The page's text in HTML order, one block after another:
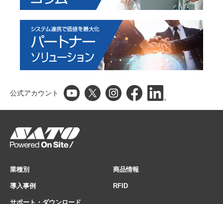
公式アカウント
業種別 商品情報
導入事例 RFID
サポート・ダウンロード